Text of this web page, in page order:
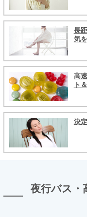
長
気
高
ト
決
夜行バス・